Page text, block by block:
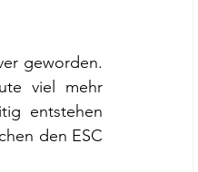
geworden.
viel mehr
entstehen
den ESC